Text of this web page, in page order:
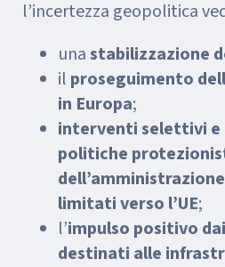
l’incertezza geopolitica
unastabilizzazione
il proseguimento
in Europa;
interventi selettivi e
politiche
limitati verso l’UE;
l’impulso positivo
destinati alle